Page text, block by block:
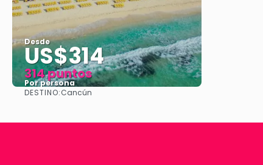
Desde
US$314
314 puntos
Por persona
DESTINO:Cancún